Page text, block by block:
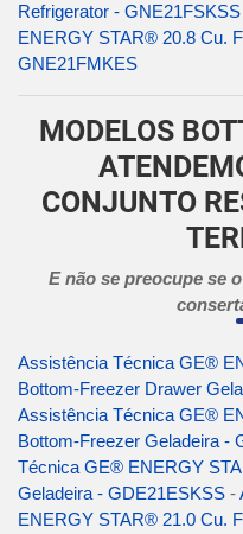
Refrigerator - GNE21FSKSS
ENERGY STAR® 20.8 Cu.
GNE21FMKES
MODELOS
CONJUNTO
E não se preocupe se
Assistência Técnica GE®
Bottom-Freezer Drawer
Assistência Técnica GE®
Bottom-Freezer Geladeira -
Técnica GE® ENERGY
Geladeira - GDE21ESKSS -
ENERGY STAR® 21.0 Cu.